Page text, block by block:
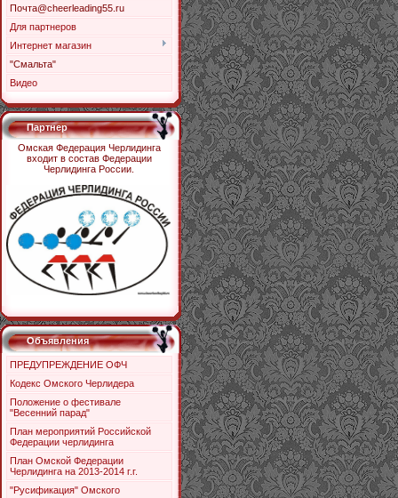
Почта@cheerleading55.ru
Для партнеров
Интернет магазин
"Смальта"
Видео
Партнер
Омская Федерация Черлидинга
входит в состав Федерации
Черлидинга России.
Объявления
ПРЕДУПРЕЖДЕНИЕ ОФЧ
Кодекс Омского Черлидера
Положение о фестивале
"Весенний парад"
План мероприятий Российской
Федерации черлидинга
План Омской Федерации
Черлидинга на 2013-2014 г.г.
"Русификация" Омского